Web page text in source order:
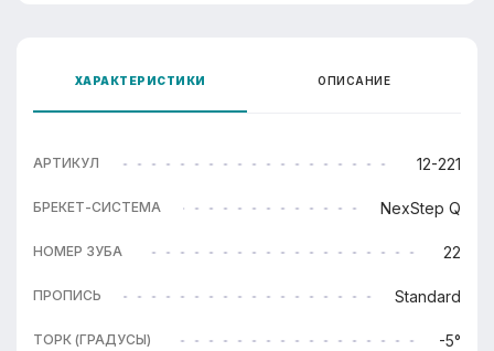
ХАРАКТЕРИСТИКИ ОПИСАНИЕ
АРТИКУЛ 12-221
БРЕКЕТ-СИСТЕМА NexStep Q
НОМЕР ЗУБА 22
ПРОПИСЬ Standard
ТОРК (ГРАДУСЫ) -5°